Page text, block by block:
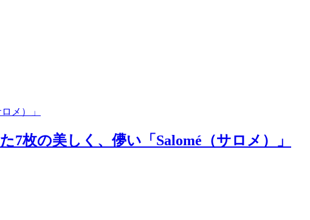
メ）」
7枚の美しく、儚い「Salomé（サロメ）」